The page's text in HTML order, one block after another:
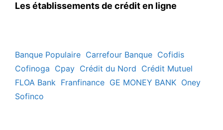
Les établissements de crédit en ligne
Banque Populaire Carrefour Banque Cofidis
Cofinoga Cpay Crédit du Nord Crédit Mutuel
FLOA Bank Franfinance GE MONEY BANK Oney
Sofinco